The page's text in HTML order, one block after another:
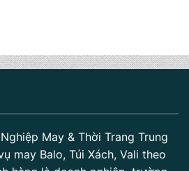
May & Thời Trang Trung
may Balo, Túi Xách, Vali theo